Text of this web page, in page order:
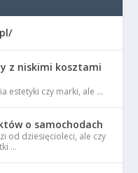
z niskimi kosztami
estetyki czy marki, ale …
o samochodach
od dziesięcioleci, ale czy
…